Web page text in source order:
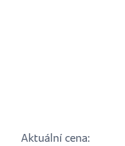
Aktuální cena: